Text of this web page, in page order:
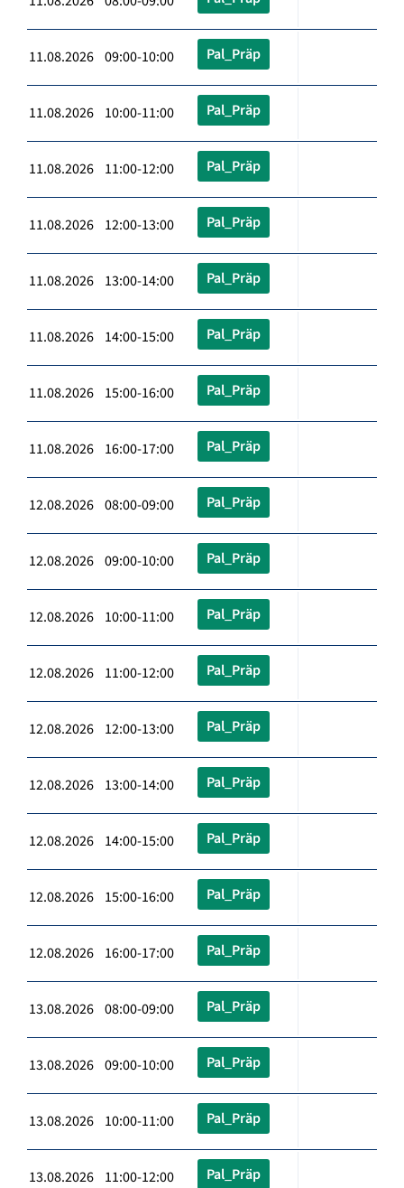
11.08.2026 09:00-10:00 Pal_Präp
11.08.2026 10:00-11:00 Pal_Präp
11.08.2026 11:00-12:00 Pal_Präp
11.08.2026 12:00-13:00 Pal_Präp
11.08.2026 13:00-14:00 Pal_Präp
11.08.2026 14:00-15:00 Pal_Präp
11.08.2026 15:00-16:00 Pal_Präp
11.08.2026 16:00-17:00 Pal_Präp
12.08.2026 08:00-09:00 Pal_Präp
12.08.2026 09:00-10:00 Pal_Präp
12.08.2026 10:00-11:00 Pal_Präp
12.08.2026 11:00-12:00 Pal_Präp
12.08.2026 12:00-13:00 Pal_Präp
12.08.2026 13:00-14:00 Pal_Präp
12.08.2026 14:00-15:00 Pal_Präp
12.08.2026 15:00-16:00 Pal_Präp
12.08.2026 16:00-17:00 Pal_Präp
13.08.2026 08:00-09:00 Pal_Präp
13.08.2026 09:00-10:00 Pal_Präp
13.08.2026 10:00-11:00 Pal_Präp
13.08.2026 11:00-12:00 Pal_Präp